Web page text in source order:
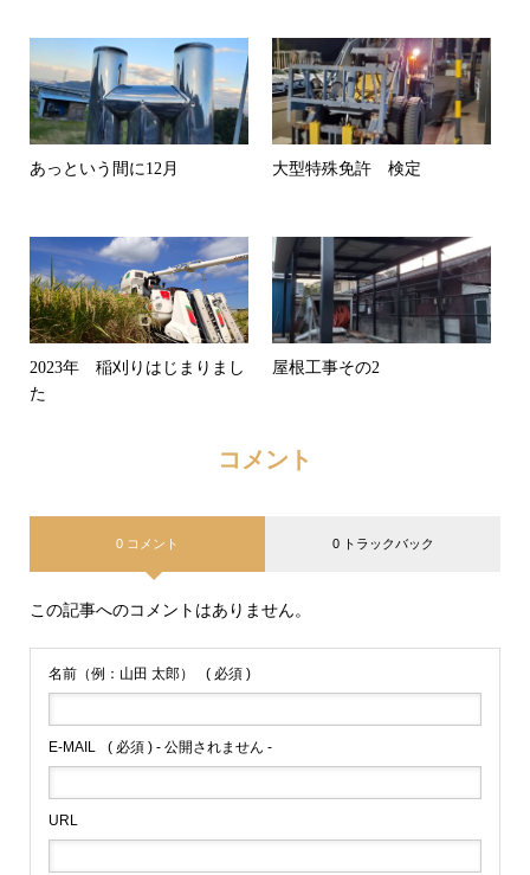
あっという間に12月 大型特殊免許 検定
2023年 稲刈りはじまりまし
た
屋根工事その2
コメント
0 コメント 0 トラックバック
この記事へのコメントはありません。
名前（例：山田 太郎） ( 必須 )
E-MAIL ( 必須 ) - 公開されません -
URL